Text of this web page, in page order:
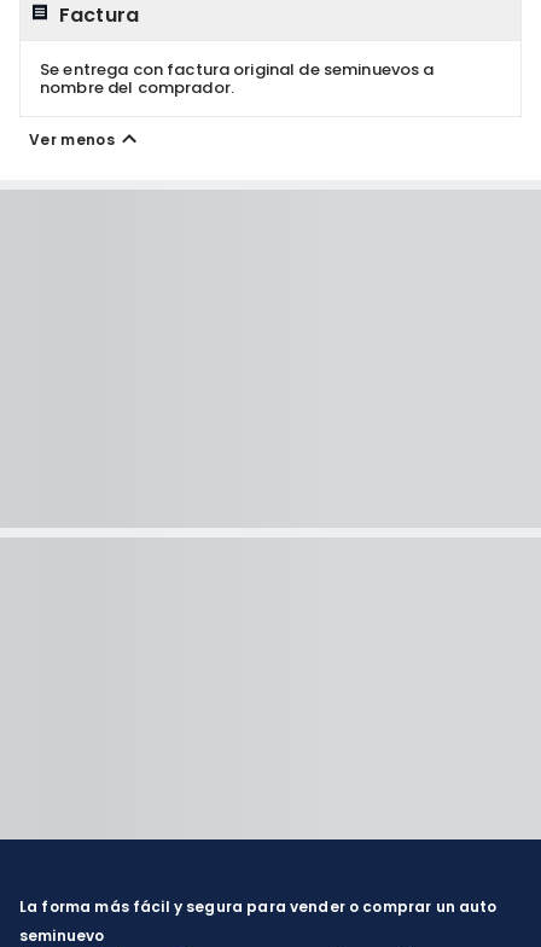
Factura
Se entrega con factura original de seminuevos a
nombre del comprador.
Ver menos
La forma más fácil y segura para vender o comprar un auto
seminuevo